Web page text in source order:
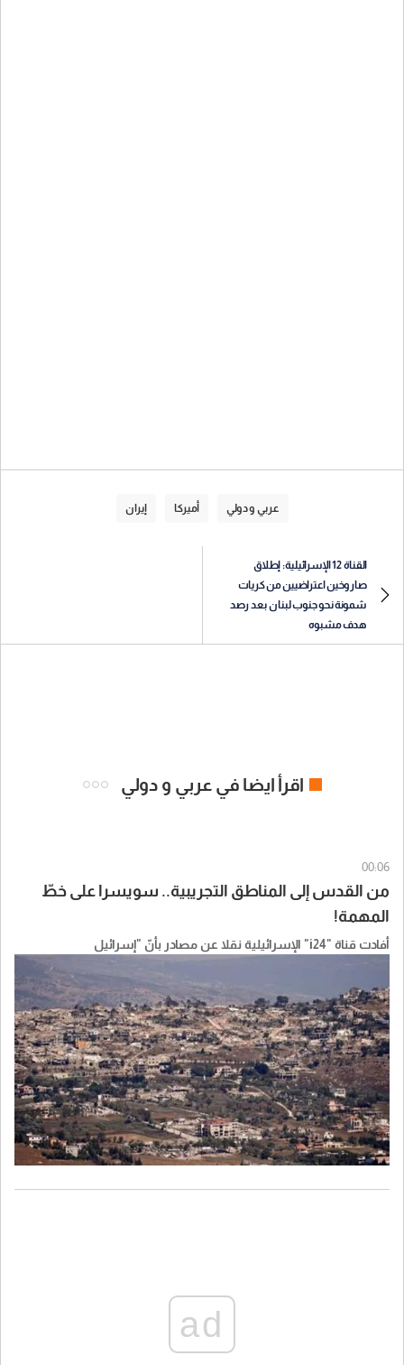
عربي و دولي أميركا إيران
القناة 12 الإسرائيلية: إطلاق
صاروخين اعتراضيين من كريات
شمونة نحو جنوب لبنان بعد رصد
هدف مشبوه
اقرأ ايضا في عربي و دولي
00:06
من القدس إلى المناطق التجريبية.. سويسرا على خطّ
المهمة!
أفادت قناة "i24" الإسرائيلية نقلا عن مصادر بأنّ "إسرائيل
ad